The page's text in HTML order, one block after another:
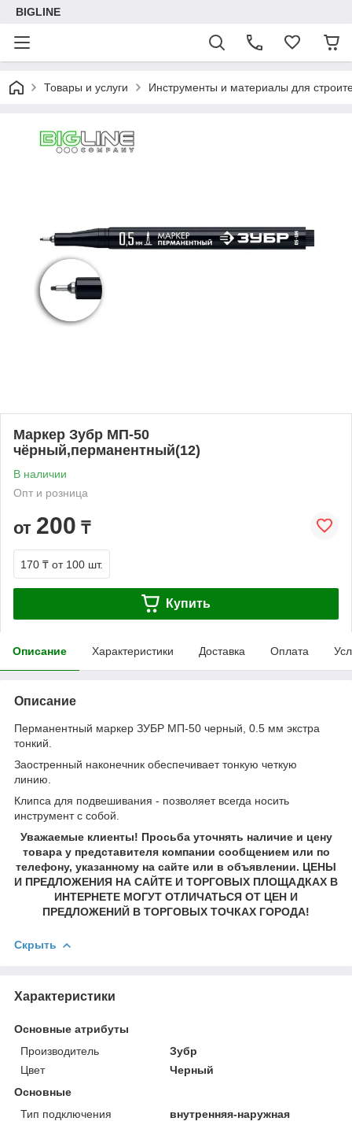
BIGLINE
Товары и услуги Инструменты и материалы для
Маркер Зубр МП-50
чёрный,перманентный(12)
В наличии
Опт и розница
от 200 ₸
170 ₸ от 100 шт.
Купить
Описание Характеристики Доставка Оплата
Описание
Перманентный маркер ЗУБР МП-50 черный, 0.5 мм экстра
тонкий.
Заостренный наконечник обеспечивает тонкую четкую
линию.
Клипса для подвешивания - позволяет всегда носить
инструмент с собой.
Уважаемые клиенты! Просьба уточнять наличие и цену
товара у представителя компании сообщением или по
телефону, указанному на сайте или в объявлении. ЦЕНЫ
И ПРЕДЛОЖЕНИЯ НА САЙТЕ И ТОРГОВЫХ ПЛОЩАДКАХ В
ИНТЕРНЕТЕ МОГУТ ОТЛИЧАТЬСЯ ОТ ЦЕН И
ПРЕДЛОЖЕНИЙ В ТОРГОВЫХ ТОЧКАХ ГОРОДА!
Скрыть
Характеристики
Основные атрибуты
Производитель
Зубр
Цвет
Черный
Основные
Тип подключения
внутренняя-наружная